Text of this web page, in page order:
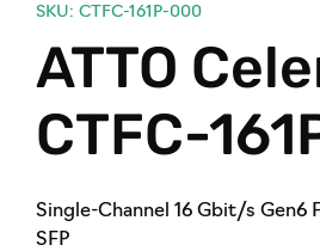
SKU: CTFC-161P-000
ATTO
CTFC-
Single-Channel 16 Gbit/s Gen6
SFP